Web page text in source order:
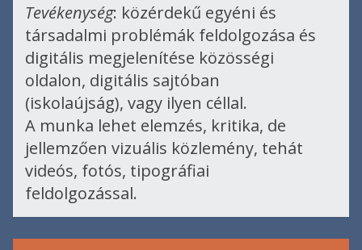
Tevékenység: közérdekű egyéni és
társadalmi problémák feldolgozása és
digitális megjelenítése közösségi
oldalon, digitális sajtóban
(iskolaújság), vagy ilyen céllal.
A munka lehet elemzés, kritika, de
jellemzően vizuális közlemény, tehát
videós, fotós, tipográfiai
feldolgozással.